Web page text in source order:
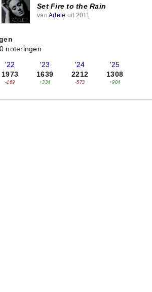
Set Fire to the Rain
van Adele uit 2011
noteringen
'22
1973
-169
'23
1639
+334
'24
2212
-573
'25
1308
+904